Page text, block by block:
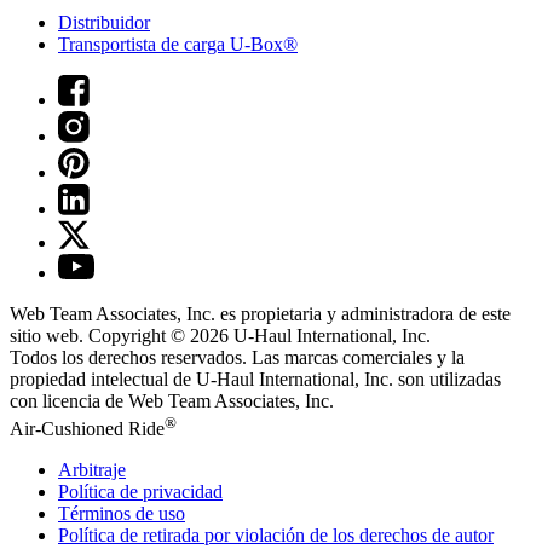
Distribuidor
Transportista de carga U-Box®
Web Team Associates, Inc. es propietaria y administradora de este
sitio web. Copyright © 2026 U-Haul International, Inc.
Todos los derechos reservados. Las marcas comerciales y la
propiedad intelectual de U-Haul International, Inc. son utilizadas
con licencia de Web Team Associates, Inc.
Air-Cushioned Ride®
Arbitraje
Política de privacidad
Términos de uso
Política de retirada por violación de los derechos de autor